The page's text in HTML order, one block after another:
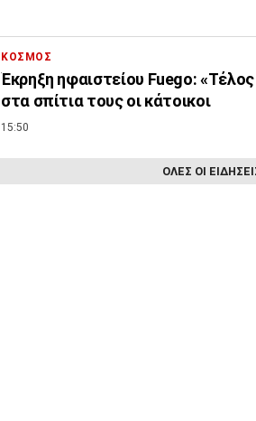
ΚΟΣΜΟΣ
Έκρηξη ηφαιστείου Fuego:
στα σπίτια τους οι κάτοικοι
15:50
ΟΛΕΣ ΟΙ